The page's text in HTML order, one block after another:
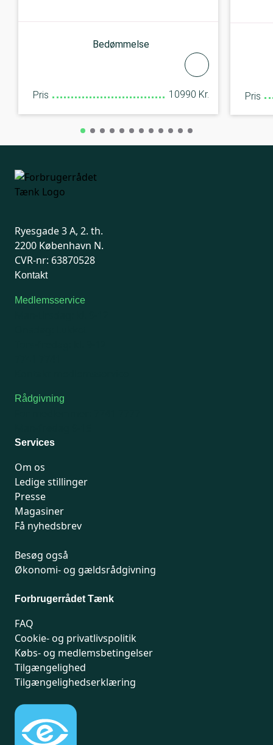
Bedømmelse
Pris 10990 Kr. Pris
Ryesgade 3 A, 2. th.
2200 København N.
CVR-nr: 63870528
Kontakt
Medlemsservice
Rådgivning
Services
Om os
Ledige stillinger
Presse
Magasiner
Få nyhedsbrev
Besøg også
Økonomi- og gældsrådgivning
Forbrugerrådet Tænk
FAQ
Cookie- og privatlivspolitik
Købs- og medlemsbetingelser
Tilgængelighed
Tilgængelighedserklæring